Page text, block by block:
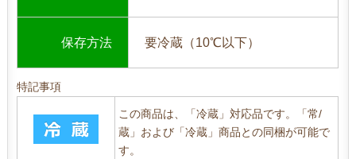
保存方法 要冷蔵（10℃以下）
特記事項
この商品は、「冷蔵」対応品です。「常/
蔵」および「冷蔵」商品との同梱が可能で
す。